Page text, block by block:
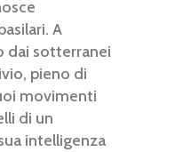
A
dai sotterranei
pieno di
movimenti
di un
intelligenza